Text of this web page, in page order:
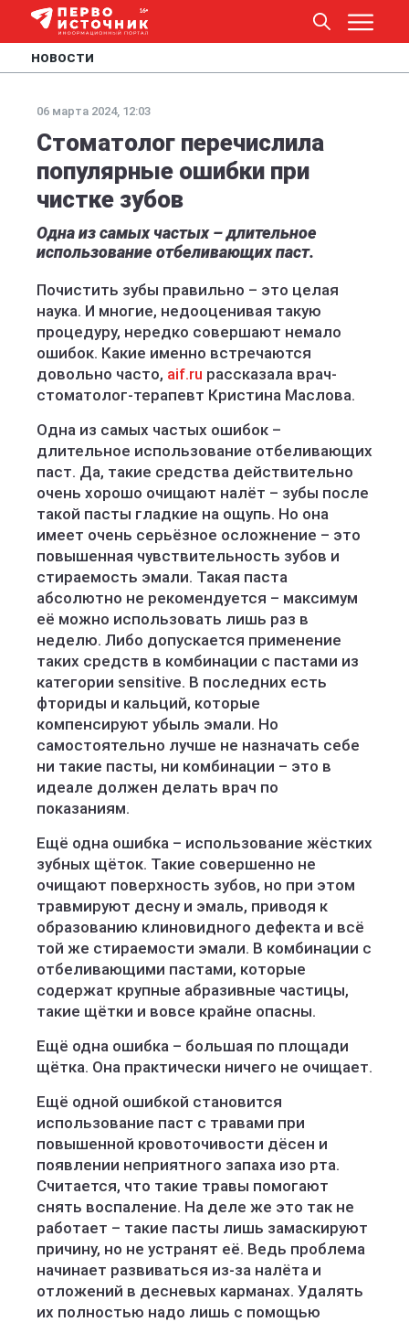
НОВОСТИ
06 марта 2024, 12:03
Стоматолог перечислила
популярные ошибки при
чистке зубов
Одна из самых частых – длительное
использование отбеливающих паст.
Почистить зубы правильно – это целая
наука. И многие, недооценивая такую
процедуру, нередко совершают немало
ошибок. Какие именно встречаются
довольно часто, aif.ru рассказала врач-
стоматолог-терапевт Кристина Маслова.
Одна из самых частых ошибок –
длительное использование отбеливающих
паст. Да, такие средства действительно
очень хорошо очищают налёт – зубы после
такой пасты гладкие на ощупь. Но она
имеет очень серьёзное осложнение – это
повышенная чувствительность зубов и
стираемость эмали. Такая паста
абсолютно не рекомендуется – максимум
её можно использовать лишь раз в
неделю. Либо допускается применение
таких средств в комбинации с пастами из
категории sensitive. В последних есть
фториды и кальций, которые
компенсируют убыль эмали. Но
самостоятельно лучше не назначать себе
ни такие пасты, ни комбинации – это в
идеале должен делать врач по
показаниям.
Ещё одна ошибка – использование жёстких
зубных щёток. Такие совершенно не
очищают поверхность зубов, но при этом
травмируют десну и эмаль, приводя к
образованию клиновидного дефекта и всё
той же стираемости эмали. В комбинации с
отбеливающими пастами, которые
содержат крупные абразивные частицы,
такие щётки и вовсе крайне опасны.
Ещё одна ошибка – большая по площади
щётка. Она практически ничего не очищает.
Ещё одной ошибкой становится
использование паст с травами при
повышенной кровоточивости дёсен и
появлении неприятного запаха изо рта.
Считается, что такие травы помогают
снять воспаление. На деле же это так не
работает – такие пасты лишь замаскируют
причину, но не устранят её. Ведь проблема
начинает развиваться из-за налёта и
отложений в десневых карманах. Удалять
их полностью надо лишь с помощью